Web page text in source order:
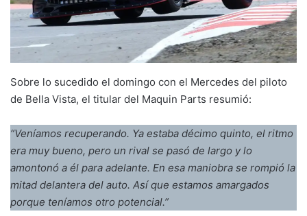
Sobre lo sucedido el domingo con el Mercedes del piloto
de Bella Vista, el titular del Maquin Parts resumió:
“Veníamos recuperando. Ya estaba décimo quinto, el ritmo
era muy bueno, pero un rival se pasó de largo y lo
amontonó a él para adelante. En esa maniobra se rompió la
mitad delantera del auto. Así que estamos amargados
porque teníamos otro potencial.”